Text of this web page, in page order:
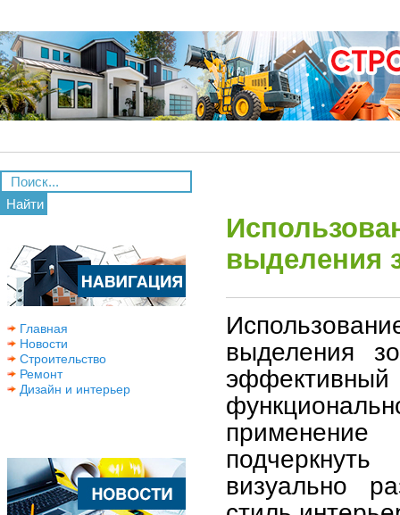
Найти
Главная
Новости
Строительство
Ремонт
Дизайн и интерьер
выделения
выделения
визуально